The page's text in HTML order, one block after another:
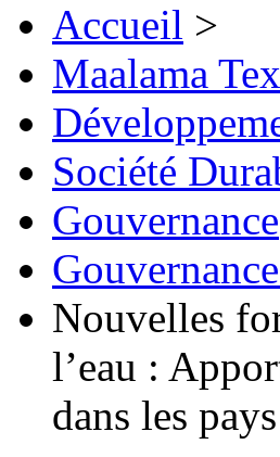
Accueil >
Maalama
Société
Gouvernance
Nouvelles
l’eau :
dans les